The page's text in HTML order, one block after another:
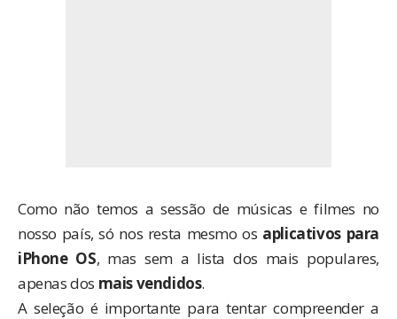
Como não temos a sessão de músicas e filmes no
nosso país, só nos resta mesmo os aplicativos para
iPhone OS, mas sem a lista dos mais populares,
apenas dos mais vendidos.
A seleção é importante para tentar compreender a